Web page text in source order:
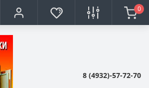
0
8 (4932)-57-72-70